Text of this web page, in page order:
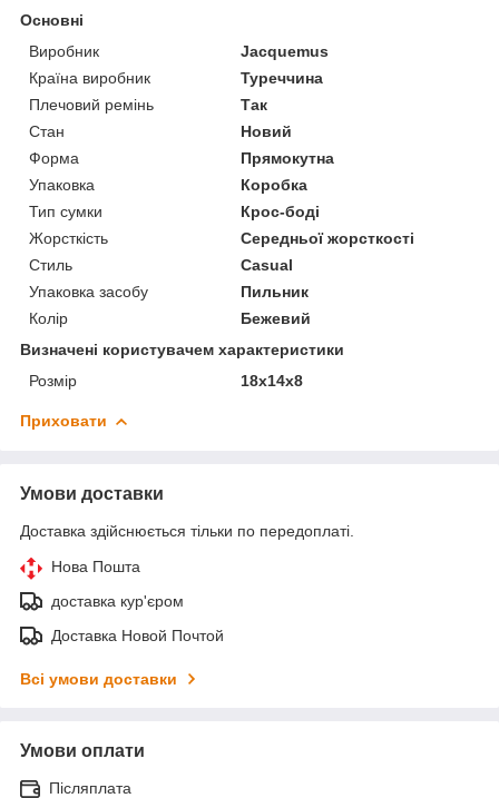
Основні
Виробник
Jacquemus
Країна виробник
Туреччина
Плечовий ремінь
Так
Стан
Новий
Форма
Прямокутна
Упаковка
Коробка
Тип сумки
Крос-боді
Жорсткість
Середньої жорсткості
Стиль
Casual
Упаковка засобу
Пильник
Колір
Бежевий
Визначені користувачем характеристики
Розмір
18х14х8
Приховати
Умови доставки
Доставка здійснюється тільки по передоплаті.
Нова Пошта
доставка кур'єром
Доставка Новой Почтой
Всі умови доставки
Умови оплати
Післяплата